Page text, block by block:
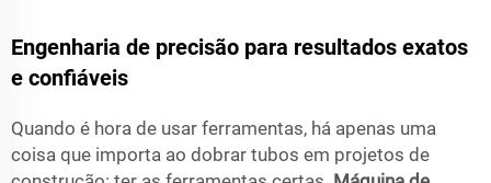
Engenharia de precisão para resultados exatos
e confiáveis
Quando é hora de usar ferramentas, há apenas uma
coisa que importa ao dobrar tubos em projetos de